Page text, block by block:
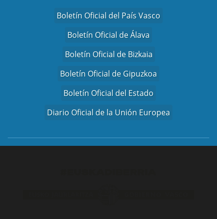
Boletín Oficial del País Vasco
Boletín Oficial de Álava
Boletín Oficial de Bizkaia
Boletín Oficial de Gipuzkoa
Boletín Oficial del Estado
Diario Oficial de la Unión Europea